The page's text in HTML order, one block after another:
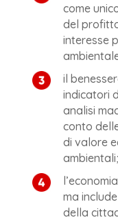
come
del
interesse
il
indicatori
analisi
conto
di valore
ambientali;
ma
della